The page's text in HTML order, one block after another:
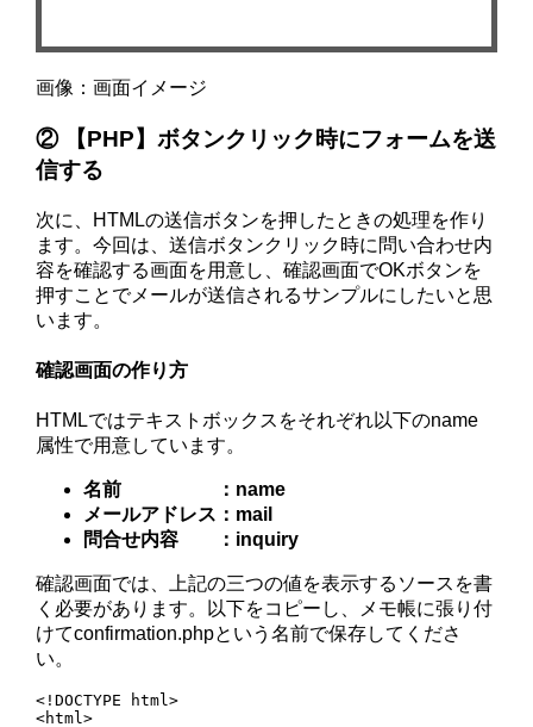
画像：画面イメージ
② 【PHP】ボタンクリック時にフォームを送
信する
次に、HTMLの送信ボタンを押したときの処理を作り
ます。今回は、送信ボタンクリック時に問い合わせ内
容を確認する画面を用意し、確認画面でOKボタンを
押すことでメールが送信されるサンプルにしたいと思
います。
確認画面の作り方
HTMLではテキストボックスをそれぞれ以下のname
属性で用意しています。
名前 ：name
メールアドレス：mail
問合せ内容 ：inquiry
確認画面では、上記の三つの値を表示するソースを書
く必要があります。以下をコピーし、メモ帳に張り付
けてconfirmation.phpという名前で保存してくださ
い。
<!DOCTYPE html>
<html>